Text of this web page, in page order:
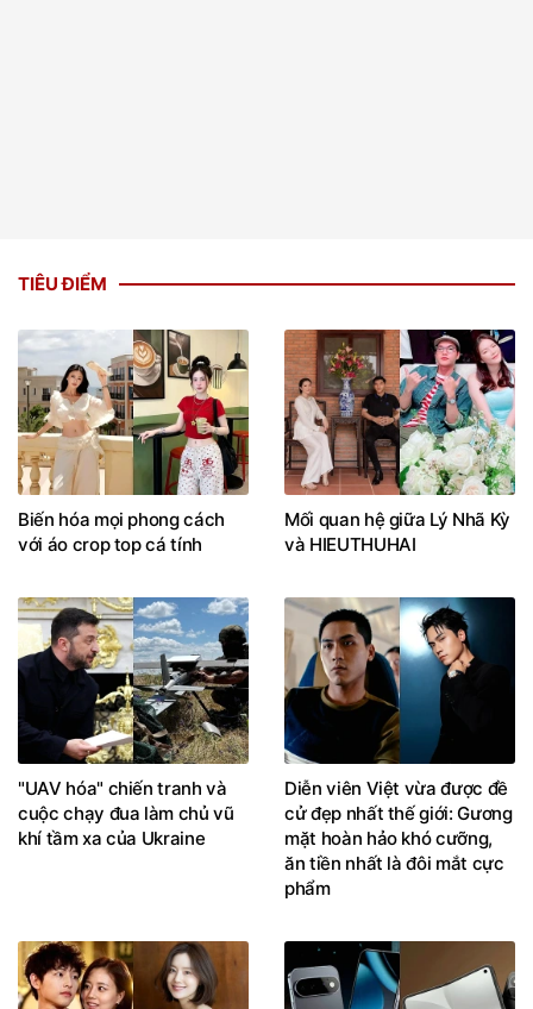
TIÊU ĐIỂM
Biến hóa mọi phong cách
với áo crop top cá tính
Mối quan hệ giữa Lý Nhã Kỳ
và HIEUTHUHAI
"UAV hóa" chiến tranh và
cuộc chạy đua làm chủ vũ
khí tầm xa của Ukraine
Diễn viên Việt vừa được đề
cử đẹp nhất thế giới: Gương
mặt hoàn hảo khó cưỡng,
ăn tiền nhất là đôi mắt cực
phẩm